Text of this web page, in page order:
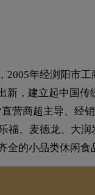
年经浏阳市工
，建立起中国
营商超主导、经
福、麦德龙、大
的小品类休闲食